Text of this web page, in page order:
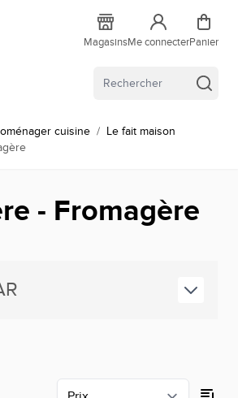
MagasinsMe connecterPanier
cuisine / Le fait maison
- Fromagère